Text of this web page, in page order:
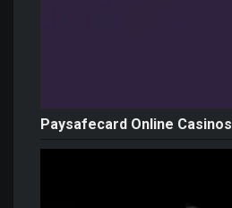
Paysafecard Online Casinos